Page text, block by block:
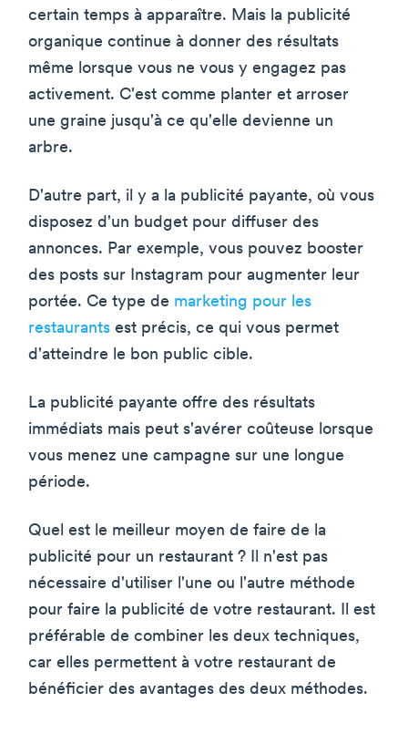
certain temps à apparaître. Mais la publicité
organique continue à donner des résultats
même lorsque vous ne vous y engagez pas
activement. C'est comme planter et arroser
une graine jusqu'à ce qu'elle devienne un
arbre.
D'autre part, il y a la publicité payante, où vous
disposez d'un budget pour diffuser des
annonces. Par exemple, vous pouvez booster
des posts sur Instagram pour augmenter leur
portée. Ce type de marketing pour les
restaurants est précis, ce qui vous permet
d'atteindre le bon public cible.
La publicité payante offre des résultats
immédiats mais peut s'avérer coûteuse lorsque
vous menez une campagne sur une longue
période.
Quel est le meilleur moyen de faire de la
publicité pour un restaurant ? Il n'est pas
nécessaire d'utiliser l'une ou l'autre méthode
pour faire la publicité de votre restaurant. Il est
préférable de combiner les deux techniques,
car elles permettent à votre restaurant de
bénéficier des avantages des deux méthodes.